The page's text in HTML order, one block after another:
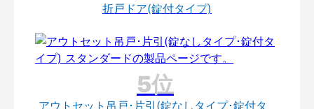
折戸ドア(錠付タイプ)
アウトセット吊戸･片引(錠なしタイプ･錠付タ